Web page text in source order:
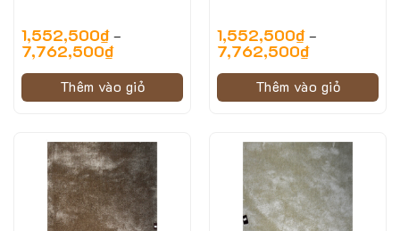
1,552,500₫–
7,762,500₫
Thêm vào giỏ
1,552,500₫–
7,762,500₫
Thêm vào giỏ